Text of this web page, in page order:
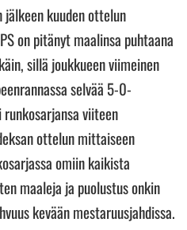
jälkeen kuuden ottelun
on pitänyt maalinsa puhtaana
sillä joukkueen viimeinen
selvää 5-0-
viiteen
ottelun mittaiseen
omiin kaikista
maaleja ja puolustus onkin
kevään mestaruusjahdissa.